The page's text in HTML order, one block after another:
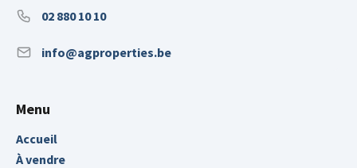
02 880 10 10
info@agproperties.be
Menu
Accueil
À vendre